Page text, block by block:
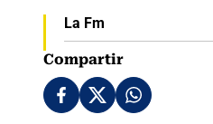
La Fm
Compartir